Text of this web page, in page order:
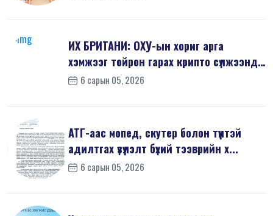
ИХ БРИТАНИ: ОХУ-ын хориг арга
хэмжээг тойрон гарах крипто сүлжээнд
хор...6 сарын 05, 2026
АТГ-аас мопед, скутер болон түүнтэй
адилтгах үзүүлэлт бүхий тээврийн х...
6 сарын 05, 2026